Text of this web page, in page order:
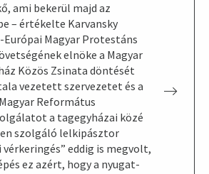
ami bekerül majd az
– értékelte Karvansky
Európai Magyar Protestáns
elnöke a Magyar
Közös Zsinata döntését
vezetett szervezetet és a
Református
a tagegyházai közé
szolgáló lelkipásztor
eddig is megvolt,
ez azért, hogy a nyugat-